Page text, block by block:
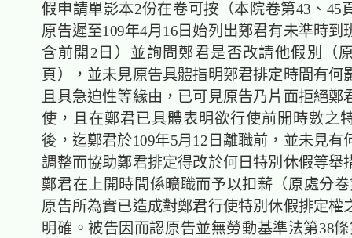
假申請單影本2份在卷可按（本院卷第43、45
原告遲至109年4月16日始列出鄭君有未準時到
含前開2日）並詢問鄭君是否改請他假別（
頁），並未見原告具體指明鄭君排定時間有何
且具急迫性等緣由，已可見原告乃片面拒絕鄭
使，且在鄭君已具體表明欲行使前開時數之
後，迄鄭君於109年5月12日離職前，並未見有
調整而協助鄭君排定得改於何日特別休假等舉
鄭君在上開時間係曠職而予以扣薪（原處分
原告所為實已造成對鄭君行使特別休假排定權
明確。被告因而認原告並無勞動基準法第38